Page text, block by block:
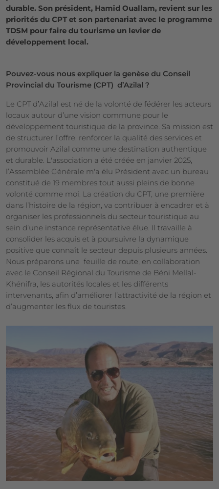
durable. Son président, Hamid Ouallam, revient sur les
priorités du CPT et son partenariat avec le programme
TDSM pour faire du tourisme un levier de
développement local.
Pouvez-vous nous expliquer la genèse du Conseil
Provincial du Tourisme (CPT) d’Azilal ?
Le CPT d’Azilal est né de la volonté de fédérer les acteurs
locaux autour d’une vision commune pour le
développement touristique de la province. Sa mission est
de structurer l’offre, renforcer la qualité des services et
promouvoir Azilal comme une destination authentique
et durable. L'association a été créée en janvier 2025,
l’Assemblée Générale m'a élu Président avec un bureau
constitué de 19 membres tout aussi pleins de bonne
volonté comme moi. La création du CPT, une première
dans l’histoire de la région, va contribuer à encadrer et à
organiser les professionnels du secteur touristique au
sein d’une instance représentative élue. Il travaille à
consolider les acquis et à poursuivre la dynamique
positive que connaît le secteur depuis plusieurs années.
Nous préparons une feuille de route, en collaboration
avec le Conseil Régional du Tourisme de Béni Mellal-
Khénifra, les autorités locales et les différents
intervenants, afin d’améliorer l’attractivité de la région et
d’augmenter les flux de touristes.